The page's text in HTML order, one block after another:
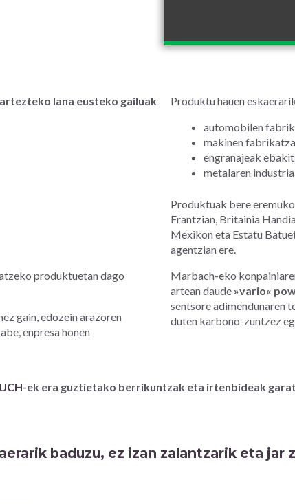
lana eusteko gailuak
produktuetan dago
gain, edozein arazoren
enpresa honen
Produktu hauen
automobilen
makinen
engranajeak
metalaren industria
Produktuak bere
Frantzian, Britainia
Mexikon eta Estatu
agentzian ere.
Marbach-eko
artean daude »vario«
sentsore adimendunaren
duten karbono-zuntzez
ek era guztietako berrikuntzak eta irtenbideak
baduzu, ez izan zalantzarik eta